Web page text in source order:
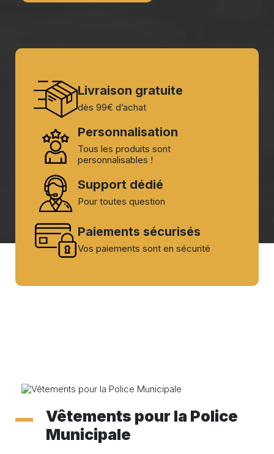
Livraison gratuite
dès 99€ d’achat
Personnalisation
Tous les produits sont
personnalisables !
Support dédié
Pour toutes question
Paiements sécurisés
Vos paiements sont en sécurité
Vêtements pour la Police
Municipale